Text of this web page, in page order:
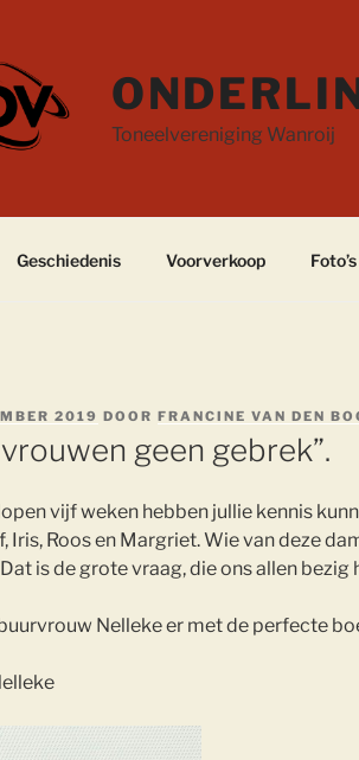
Toneelvereniging Wanroij
Geschiedenis Voorverkoop Foto’s
2019 DOOR FRANCINE VAN DEN
vrouwen geen gebrek”.
vijf weken hebben jullie kennis
Iris, Roos en Margriet. Wie van deze
is de grote vraag, die ons allen bezig
Nelleke er met de perfecte